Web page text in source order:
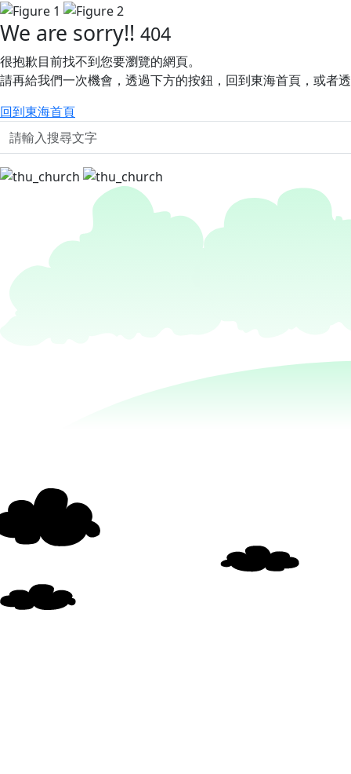
We are sorry!! 404
很抱歉目前找不到您要瀏覽的網頁。
請再給我們一次機會，透過下方的按鈕，回到東海首頁，或者
回到東海首頁